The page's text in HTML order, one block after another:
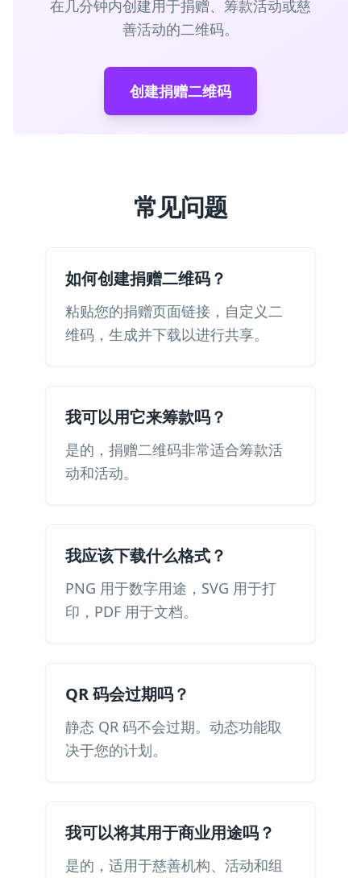
在几分钟内创建用于捐赠、筹款活动或慈
善活动的二维码。
创建捐赠二维码
常见问题
如何创建捐赠二维码？
粘贴您的捐赠页面链接，自定义二
维码，生成并下载以进行共享。
我可以用它来筹款吗？
是的，捐赠二维码非常适合筹款活
动和活动。
我应该下载什么格式？
PNG 用于数字用途，SVG 用于打
印，PDF 用于文档。
QR 码会过期吗？
静态 QR 码不会过期。动态功能取
决于您的计划。
我可以将其用于商业用途吗？
是的，适用于慈善机构、活动和组